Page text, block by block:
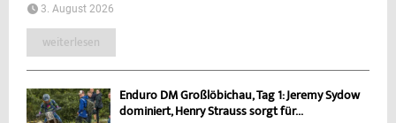
3. August 2026
weiterlesen
Enduro DM Großlöbichau, Tag 1: Jeremy Sydow
dominiert, Henry Strauss sorgt für...